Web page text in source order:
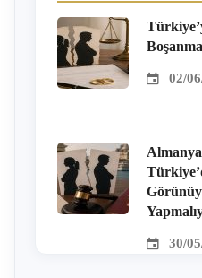
Boşanma
02/
30/